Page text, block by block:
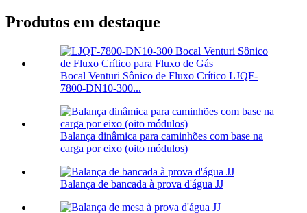
Produtos em destaque
Bocal Venturi Sônico de Fluxo Crítico LJQF-
7800-DN10-300...
Balança dinâmica para caminhões com base na
carga por eixo (oito módulos)
Balança de bancada à prova d'água JJ